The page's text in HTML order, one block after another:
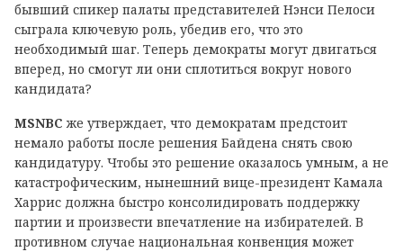
бывший спикер палаты представителей Нэнси Пелоси
сыграла ключевую роль, убедив его, что это
необходимый шаг. Теперь демократы могут двигаться
вперед, но смогут ли они сплотиться вокруг нового
кандидата?
MSNBC же утверждает, что демократам предстоит
немало работы после решения Байдена снять свою
кандидатуру. Чтобы это решение оказалось умным, а не
катастрофическим, нынешний вице-президент Камала
Харрис должна быстро консолидировать поддержку
партии и произвести впечатление на избирателей. В
противном случае национальная конвенция может